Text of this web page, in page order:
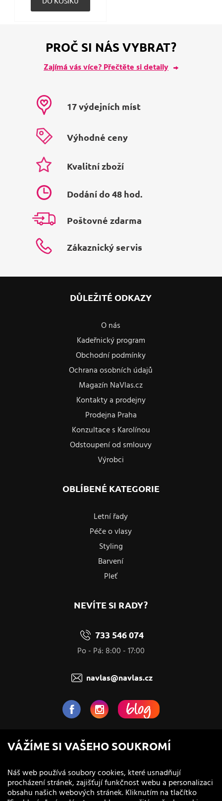
PROČ SI NÁS VYBRAT?
Zajímá vás více? Přečtěte si detaily
17 výdejních míst
Výhodné ceny
Kvalitní zboží
Dodání do 48 hod.
Poštovné zdarma
Zákaznický servis
DŮLEŽITÉ ODKAZY
O nás
Kadeřnický program
Obchodní podmínky
Ochrana osobních údajů
Magazín NaVlas.cz
Kontakty a prodejny
Prodejna Praha
Konzultace s Karolínou
Odstoupení od smlouvy
Výrobci
OBLÍBENÉ KATEGORIE
Letní řady
Péče o vlasy
Styling
Barvení
Pleť
NEVÍTE SI RADY?
733 546 074
Po - Pá: 8:00 - 17:00
navlas@navlas.cz
NaVlas.cz - Vlasová kosmetika
provozovatel e-shopu a prodejen
VÁŽÍME SI VAŠEHO SOUKROMÍ
Náš web používá soubory cookies, které usnadňují
procházení stránek, zajišťují funkčnost webu a personalizaci
obsahu našich webových stránek. Kliknutím na tlačítko